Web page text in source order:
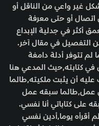
غير واعي من الناقل أو
اتصال أو حتى معرفة
أكثر في جدلية الإبداع
من التفصيل في مقال آخر.
تتوفر أدلة دامغة
في كتابته,حيث المدعي هنا
أن يثبت ملكيته,طالما
عمل,طالما سبقه عمل
على كتاباتي أنا نفسي.
أقرأه يوما,أدين نفسي